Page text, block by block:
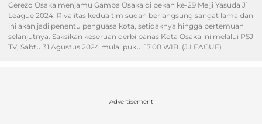
Cerezo Osaka menjamu Gamba Osaka di pekan ke-29 Meiji Yasuda J1
League 2024. Rivalitas kedua tim sudah berlangsung sangat lama dan
ini akan jadi penentu penguasa kota, setidaknya hingga pertemuan
selanjutnya. Saksikan keseruan derbi panas Kota Osaka ini melalui PSJ
TV, Sabtu 31 Agustus 2024 mulai pukul 17.00 WIB. (J.LEAGUE)
Advertisement